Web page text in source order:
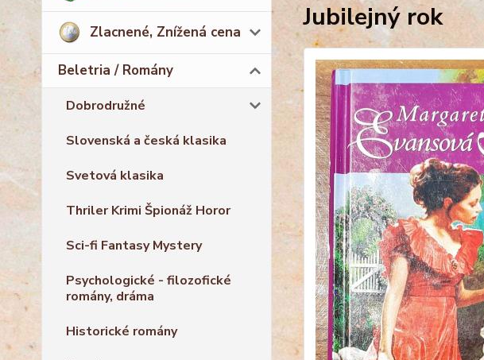
Zlacnené, Znížená cena
Beletria / Romány
Dobrodružné
Slovenská a česká klasika
Svetová klasika
Thriler Krimi Špionáž Horor
Sci-fi Fantasy Mystery
Psychologické - filozofické
romány, dráma
Historické romány
Jubilejný rok